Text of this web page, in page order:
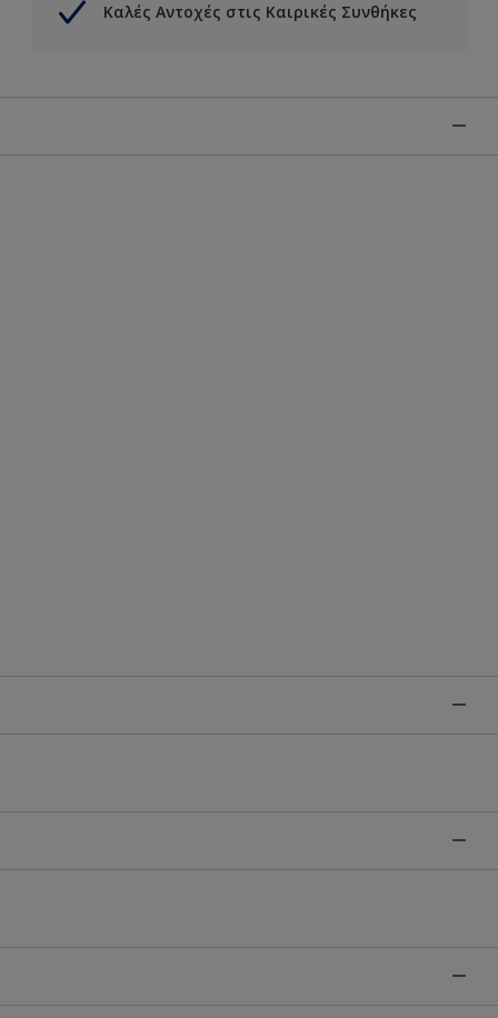
Καλές Αντοχές στις Καιρικές Συνθήκες